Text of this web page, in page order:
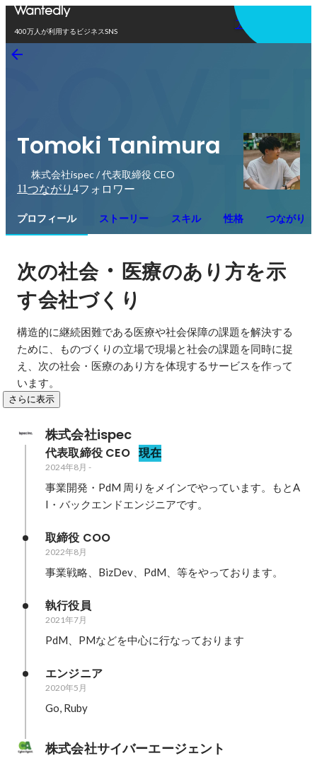
400万人が利用するビジネスSNS
アプリを使う
Tomoki Tanimura
株式会社ispec / 代表取締役 CEO
11つながり 4フォロワー
プロフィール ストーリー スキル 性格 つながり
次の社会・ 医療のあり方を示
す会社づくり
構造的に継続困難である医療や社会保障の課題を解決する
ために、ものづくりの立場で現場と社会の課題を同時に捉
え、次の社会・医療のあり方を体現するサービスを作って
います。
さらに表示
株式会社ispec
代表取締役 CEO 現在
2024年8月 -
事業開発・PdM 周りをメインでやっています。もとA
I・バックエンドエンジニアです。
取締役 COO
2022年8月
事業戦略、BizDev、PdM、等をやっております。
執行役員
2021年7月
PdM、PMなどを中心に行なっております
エンジニア
2020年5月
Go, Ruby
株式会社サイバーエージェント